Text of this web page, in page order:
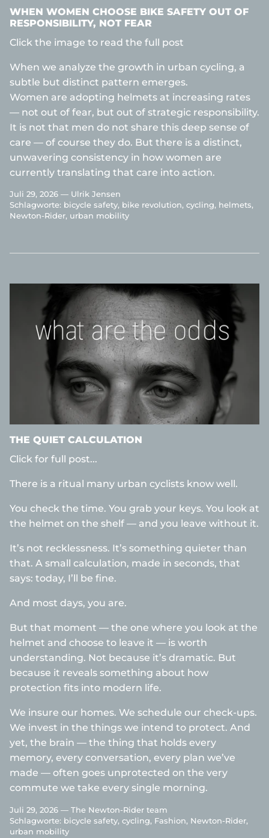
WHEN WOMEN CHOOSE BIKE SAFETY OUT OF
RESPONSIBILITY, NOT FEAR
Click the image to read the full post
When we analyze the growth in urban cycling, a
subtle but distinct pattern emerges.
Women are adopting helmets at increasing rates
— not out of fear, but out of strategic responsibility.
It is not that men do not share this deep sense of
care — of course they do. But there is a distinct,
unwavering consistency in how women are
currently translating that care into action.
Juli 29, 2026 — Ulrik Jensen
Schlagworte: bicycle safety bike revolution cycling helmets
Newton-Rider urban mobility
THE QUIET CALCULATION
Click for full post...
There is a ritual many urban cyclists know well.
You check the time. You grab your keys. You look at
the helmet on the shelf — and you leave without it.
It’s not recklessness. It’s something quieter than
that. A small calculation, made in seconds, that
says: today, I’ll be fine.
And most days, you are.
But that moment — the one where you look at the
helmet and choose to leave it — is worth
understanding. Not because it’s dramatic. But
because it reveals something about how
protection fits into modern life.
We insure our homes. We schedule our check-ups.
We invest in the things we intend to protect. And
yet, the brain — the thing that holds every
memory, every conversation, every plan we’ve
made — often goes unprotected on the very
commute we take every single morning.
Juli 29, 2026 — The Newton-Rider team
Schlagworte: bicycle safety cycling Fashion Newton-Rider
urban mobility